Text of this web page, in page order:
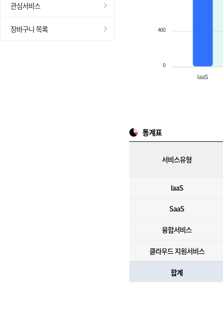
관심서비스
장바구니 목록 400
0
IaaS
통계표
서비스유형
IaaS
SaaS
융합서비스
클라우드 지원서비스
합계